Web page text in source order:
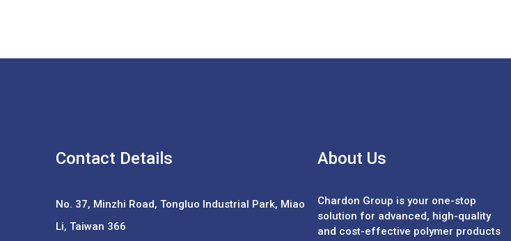
Contact Details
No. 37, Minzhi Road, Tongluo Industrial Park, Miao
Li, Taiwan 366
About Us
Chardon Group is your one-stop
solution for advanced, high-quality
and cost-effective polymer products